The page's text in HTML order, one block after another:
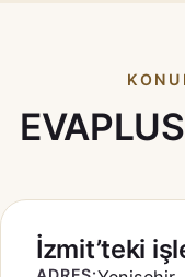
İzmit’teki